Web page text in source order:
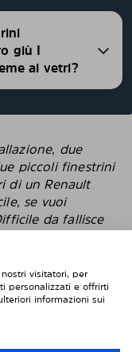
giù I
ai vetri?
due
piccoli finestrini
di un Renault
se vuoi
da fallisce
che
"
visitatori, per
personalizzati e offrirti
informazioni sui